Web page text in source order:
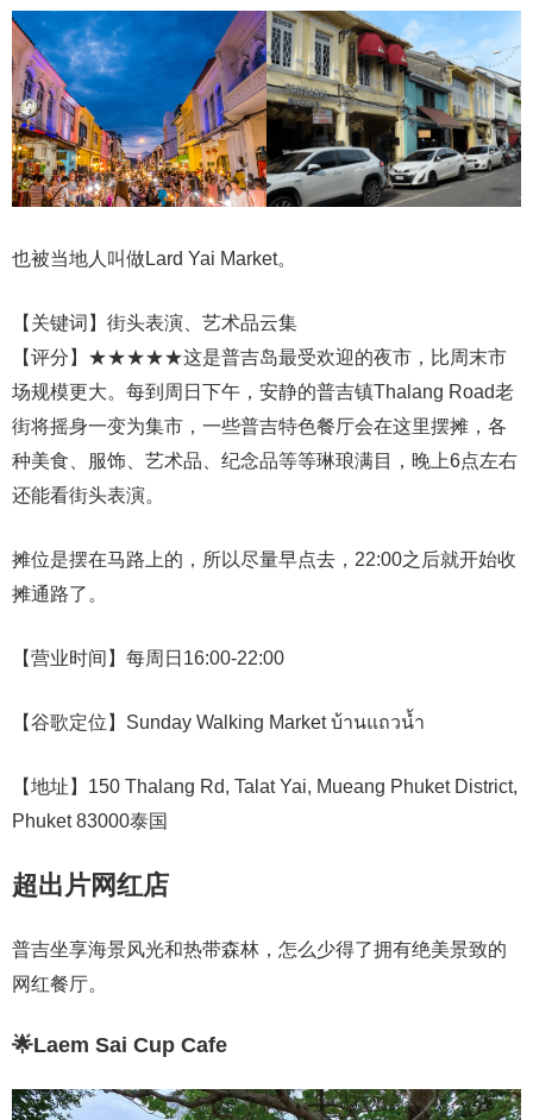
也被当地人叫做Lard Yai Market。
【关键词】街头表演、艺术品云集
【评分】★★★★★这是普吉岛最受欢迎的夜市，比周末市
场规模更大。每到周日下午，安静的普吉镇Thalang Road老
街将摇身一变为集市，一些普吉特色餐厅会在这里摆摊，各
种美食、服饰、艺术品、纪念品等等琳琅满目，晚上6点左右
还能看街头表演。
摊位是摆在马路上的，所以尽量早点去，22:00之后就开始收
摊通路了。
【营业时间】每周日16:00-22:00
【谷歌定位】Sunday Walking Market บ้านแถวน้ำ
【地址】150 Thalang Rd, Talat Yai, Mueang Phuket District,
Phuket 83000泰国
超出片网红店
普吉坐享海景风光和热带森林，怎么少得了拥有绝美景致的
网红餐厅。
🌟Laem Sai Cup Cafe